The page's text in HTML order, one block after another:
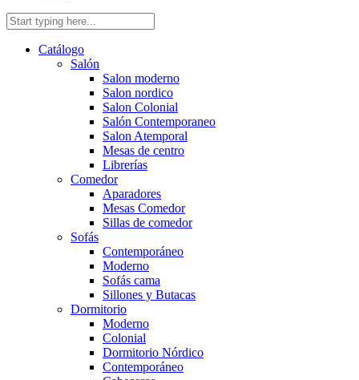
Catálogo
Salón
Salon moderno
Salon nordico
Salon Colonial
Salón Contemporaneo
Salon Atemporal
Mesas de centro
Librerías
Comedor
Aparadores
Mesas Comedor
Sillas de comedor
Sofás
Contemporáneo
Moderno
Sofás cama
Sillones y Butacas
Dormitorio
Moderno
Colonial
Dormitorio Nórdico
Contemporáneo